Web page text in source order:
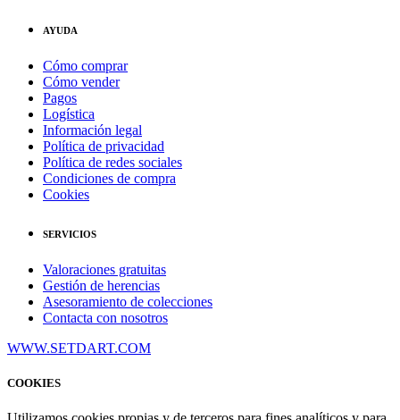
AYUDA
Cómo comprar
Cómo vender
Pagos
Logística
Información legal
Política de privacidad
Política de redes sociales
Condiciones de compra
Cookies
SERVICIOS
Valoraciones gratuitas
Gestión de herencias
Asesoramiento de colecciones
Contacta con nosotros
WWW.SETDART.COM
COOKIES